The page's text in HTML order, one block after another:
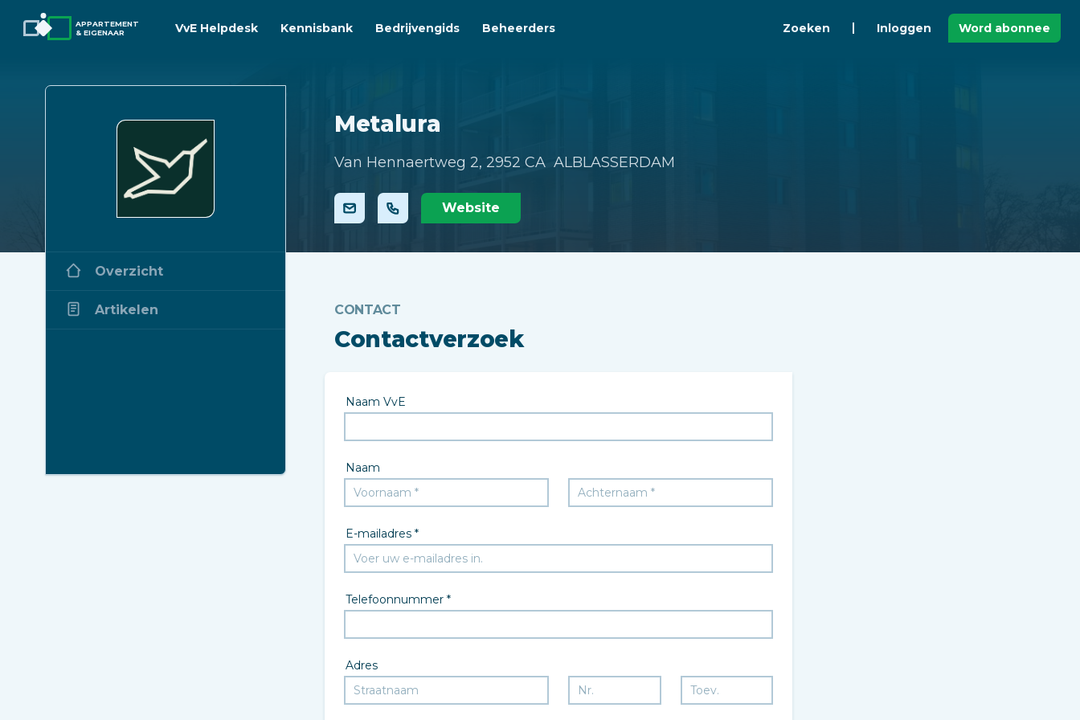
APPARTEMENT
& EIGENAAR
VvE Helpdesk Kennisbank Bedrijvengids Beheerders Zoeken Inloggen Word abonnee
Metalura
Van Hennaertweg 2, 2952 CA ALBLASSERDAM
Website
Overzicht
Artikelen CONTACT
Contactverzoek
Naam VvE
Naam
E-mailadres *
Telefoonnummer *
Adres